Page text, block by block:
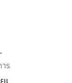
น.ดี
ร